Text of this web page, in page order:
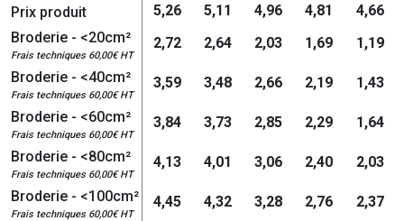
Prix produit 5,26 5,11 4,96 4,81
4,66
Broderie - <20cm²
Frais techniques 60,00€ HT
2,72 2,64 2,03 1,69
1,19
Broderie - <40cm²
Frais techniques 60,00€ HT
3,59 3,48 2,66 2,19
1,43
Broderie - <60cm²
Frais techniques 60,00€ HT
3,84 3,73 2,85 2,29
1,64
Broderie - <80cm²
Frais techniques 60,00€ HT
4,13 4,01 3,06 2,40
2,03
Broderie - <100cm²
Frais techniques 60,00€ HT
4,45 4,32 3,28 2,76
2,37